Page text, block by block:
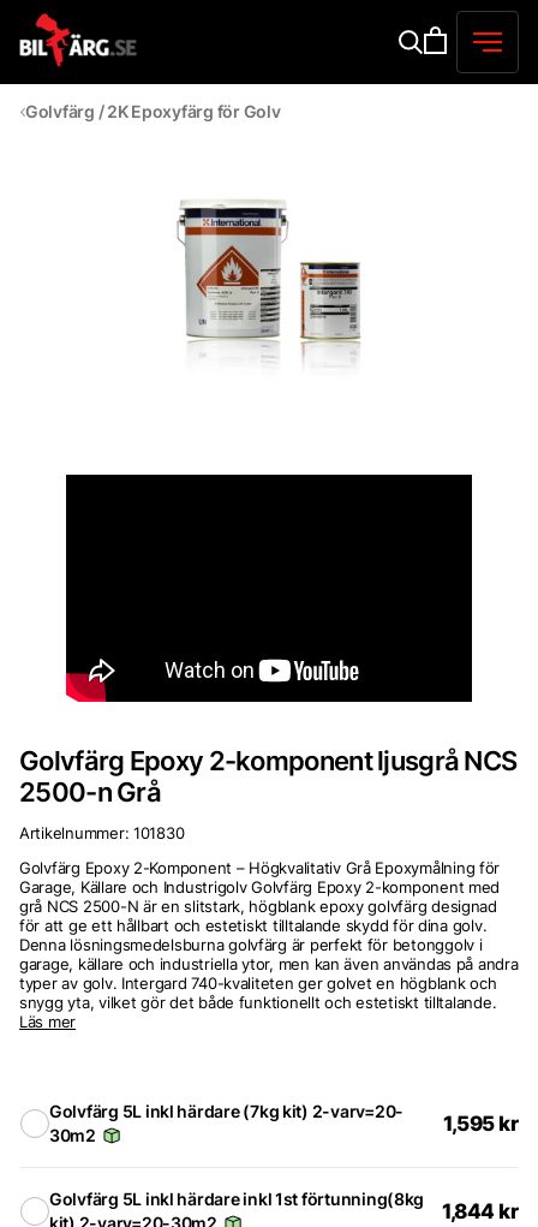
Golvfärg / 2K Epoxyfärg för Golv
Golvfärg Epoxy 2-komponent ljusgrå NCS
2500-n Grå
Artikelnummer: 101830
Golvfärg Epoxy 2-Komponent – Högkvalitativ Grå Epoxymålning för
Garage, Källare och Industrigolv Golvfärg Epoxy 2-komponent med
grå NCS 2500-N är en slitstark, högblank epoxy golvfärg designad
för att ge ett hållbart och estetiskt tilltalande skydd för dina golv.
Denna lösningsmedelsburna golvfärg är perfekt för betonggolv i
garage, källare och industriella ytor, men kan även användas på andra
typer av golv. Intergard 740-kvaliteten ger golvet en högblank och
snygg yta, vilket gör det både funktionellt och estetiskt tilltalande.
Läs mer
Golvfärg 5L inkl härdare (7kg kit) 2-varv=20-
30m2
1,595 kr
Golvfärg 5L inkl härdare inkl 1st förtunning(8kg
kit) 2-varv=20-30m2
1,844 kr